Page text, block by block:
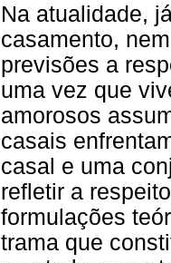
Na atualidade,
casamento,
previsões a
uma vez que
amorosos
casais
casal e uma
refletir a
formulações
trama que